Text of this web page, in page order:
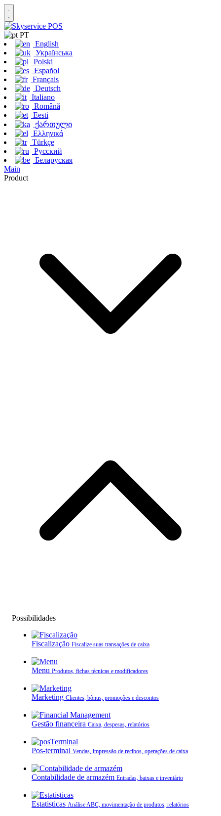
PT
English
Українська
Polski
Español
Français
Deutsch
Italiano
Română
Eesti
ქართული
Ελληνικά
Türkçe
Русский
Беларуская
Main
Product
Possibilidades
Fiscalização Fiscalize suas transações de caixa
Menu Produtos, fichas técnicas e modificadores
Marketing Clientes, bônus, promoções e descontos
Gestão financeira Caixa, despesas, relatórios
Pos-terminal Vendas, impressão de recibos, operações de caixa
Contabilidade de armazém Entradas, baixas e inventário
Estatisticas Análise ABC, movimentação de produtos, relatórios